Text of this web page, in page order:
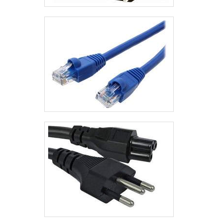
com ótima qualidade e assertividade, pontos importantes
que ficam de fora no planejamento de empresas que visam
apenas o lucro, deixando a desejar nos outros fatores.Isso
tudo é a razão pela qual a TBR Transformadores é uma
empresa altamente qualificada quando se explana o
segmento de fabricação de transformadores. O objetivo é
garantir o que há de melhor para fidelizar os
clientes.QUALIDADE COMPROVADA NO
SEGMENTOSomente na TBR Transformadores é possível
encontrar o que há de melhor em fabricação de
transformadores. São diversas opções de itens oferecidos,
como transformadores industriais e transformador isolador
trifásico com ótima qualidade e precisão.Com a organização
é possível tirar as suas dúvidas sobre os serviços do ramo,
além de contar com os melhores profissionais e instalações.
Assim, conquistando a confiança e a satisfação dos clientes,